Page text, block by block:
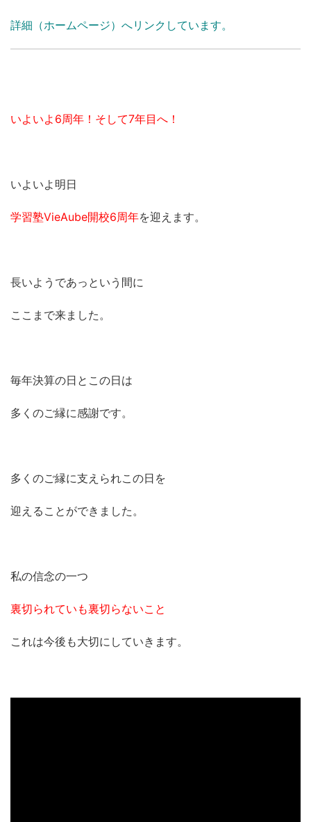
詳細（ホームページ）へリンクしています。
いよいよ6周年！そして7年目へ！
いよいよ明日
学習塾VieAube開校6周年を迎えます。
長いようであっという間に
ここまで来ました。
毎年決算の日とこの日は
多くのご縁に感謝です。
多くのご縁に支えられこの日を
迎えることができました。
私の信念の一つ
裏切られていも裏切らないこと
これは今後も大切にしていきます。